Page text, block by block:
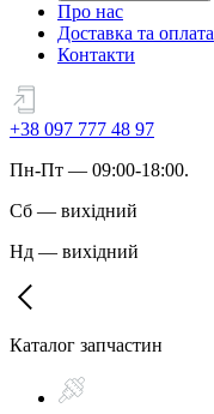
Про нас
Доставка та оплата
Контакти
+38 097 777 48 97
Пн-Пт — 09:00-18:00.
Сб — вихідний
Нд — вихідний
Каталог запчастин